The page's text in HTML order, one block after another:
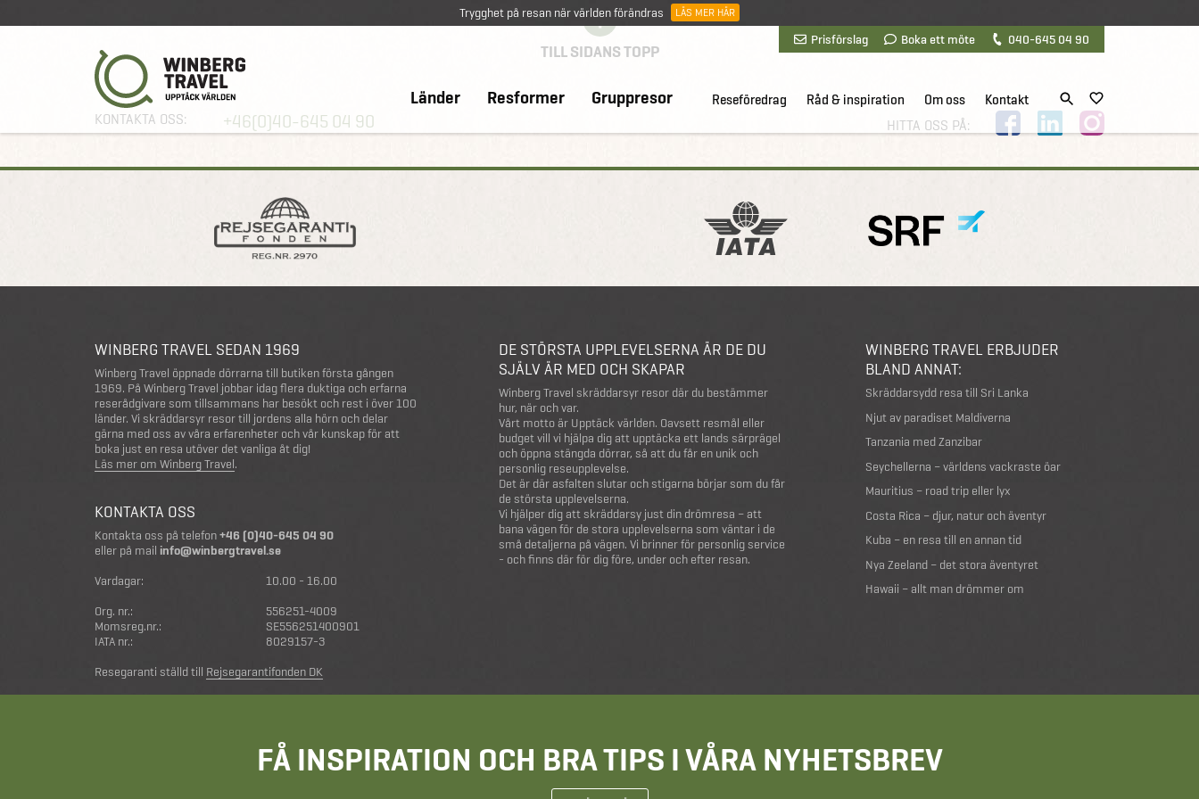
Trygghet på resan när världen förändras LÄS MER HÄR
Prisförslag Boka ett möte 040-645 04 90
Länder Resformer Gruppresor Reseföredrag Råd & inspiration Om oss Kontakt
TILL SIDANS TOPP
KONTAKTA OSS: +46(0)40-645 04 90 HITTA OSS PÅ:
WINBERG TRAVEL SEDAN 1969
Winberg Travel öppnade dörrarna till butiken första gången
1969. På Winberg Travel jobbar idag flera duktiga och erfarna
reserådgivare som tillsammans har besökt och rest i över 100
länder. Vi skräddarsyr resor till jordens alla hörn och delar
gärna med oss av våra erfarenheter och vår kunskap för att
boka just en resa utöver det vanliga åt dig!
Läs mer om Winberg Travel.
KONTAKTA OSS
Kontakta oss på telefon+46 (0)40-645 04 90
eller på mail info@winbergtravel.se
Vardagar:
10.00 - 16.00
Org. nr.:
556251-4009
Momsreg.nr.:
SE556251400901
IATA nr.:
8029157-3
Resegaranti ställd till Rejsegarantifonden DK
DE STÖRSTA UPPLEVELSERNA ÄR DE DU
SJÄLV ÄR MED OCH SKAPAR
Winberg Travel skräddarsyr resor där du bestämmer
hur, när och var.
Vårt motto är Upptäck världen. Oavsett resmål eller
budget vill vi hjälpa dig att upptäcka ett lands särprägel
och öppna stängda dörrar, så att du får en unik och
personlig reseupplevelse.
Det är där asfalten slutar och stigarna börjar som du får
de största upplevelserna.
Vi hjälper dig att skräddarsy just din drömresa – att
bana vägen för de stora upplevelserna som väntar i de
små detaljerna på vägen. Vi brinner för personlig service
- och finns där för dig före, under och efter resan.
WINBERG TRAVEL ERBJUDER
BLAND ANNAT:
Skräddarsydd resa till Sri Lanka
Njut av paradiset Maldiverna
Tanzania med Zanzibar
Seychellerna – världens vackraste öar
Mauritius – road trip eller lyx
Costa Rica – djur, natur och äventyr
Kuba – en resa till en annan tid
Nya Zeeland – det stora äventyret
Hawaii – allt man drömmer om
FÅ INSPIRATION OCH BRA TIPS I VÅRA NYHETSBREV